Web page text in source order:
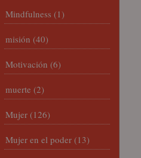
Mindfulness (1)
misión (40)
Motivación (6)
muerte (2)
Mujer (126)
Mujer en el poder (13)